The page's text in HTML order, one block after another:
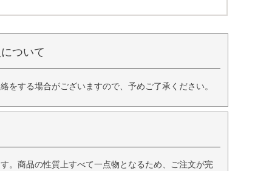
ついて
する場合がございますので、予めご了承ください。
。商品の性質上すべて一点物となるため、ご注文が完